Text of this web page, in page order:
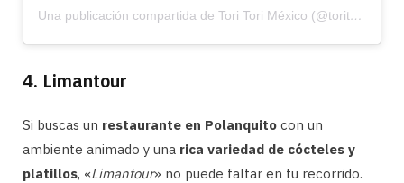
Una publicación compartida de Tori Tori México (@toritorimx)
4. Limantour
Si buscas un restaurante en Polanquito con un
ambiente animado y una rica variedad de cócteles y
platillos, «Limantour» no puede faltar en tu recorrido.